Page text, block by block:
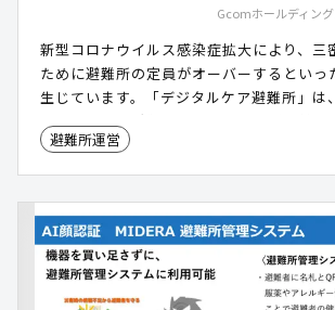
Gcomホールディン
新型コロナウイルス感染症拡大により、三
ために避難所の定員がオーバーするといっ
生じています。「デジタルケア避難所」は
ロナにおける避難所の新たな形をご提供し
避難所運営